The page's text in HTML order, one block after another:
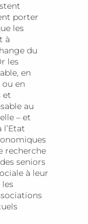
porter
les
à
du
les
en
en
et
au
– et
recherche
seniors
à leur
les